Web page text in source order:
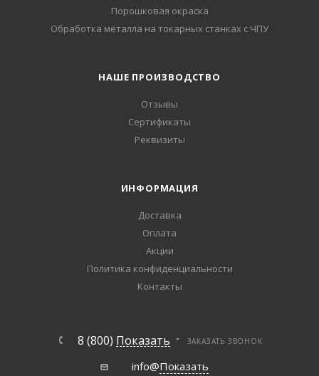
Порошковая окраска
Обработка металла на токарных станках с ЧПУ
НАШЕ ПРОИЗВОДСТВО
Отзывы
Сертификаты
Реквизиты
ИНФОРМАЦИЯ
Доставка
Оплата
Акции
Политика конфиденциальности
Контакты
8 (800) Показать ЗАКАЗАТЬ ЗВОНОК
info@Показать